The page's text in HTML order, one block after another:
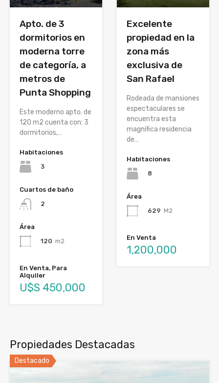
Apto. de 3
dormitorios en
moderna torre
de categoría, a
metros de
Punta Shopping
Este moderno apto. de
120 m2 cuenta con: 3
dormitorios,…
Habitaciones
3
Cuartos de baño
2
Área
120 m2
En Venta, Para
Alquiler
U$S 450,000
Excelente
propiedad en la
zona más
exclusiva de
San Rafael
Rodeada de mansiones
espectaculares se
encuentra esta
magnífica residencia
de…
Habitaciones
8
Área
629 M2
En Venta
1,200,000
Propiedades Destacadas
Destacado